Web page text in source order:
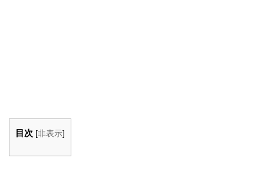
目次 [非表示]